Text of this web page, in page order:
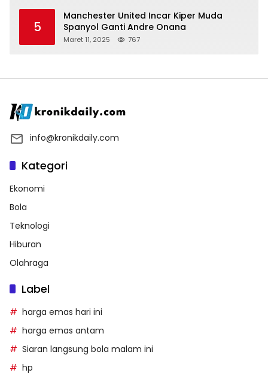
5
Manchester United Incar Kiper Muda
Spanyol Ganti Andre Onana
Maret 11, 2025 767
info@kronikdaily.com
Kategori
Ekonomi
Bola
Teknologi
Hiburan
Olahraga
Label
harga emas hari ini
harga emas antam
Siaran langsung bola malam ini
hp